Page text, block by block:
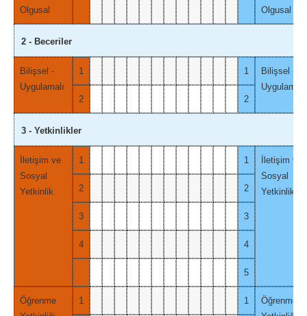
Olgusal
Olgusal
2 - Beceriler
Bilişsel -
Uygulamalı
1 1
Bilişsel -
Uygulamalı
2
2
3 - Yetkinlikler
İletişim ve
Sosyal
Yetkinlik
1 1
İletişim ve
Sosyal
Yetkinlik
2 2
3 3
4 4
5
Öğrenme
1 1
Öğrenme